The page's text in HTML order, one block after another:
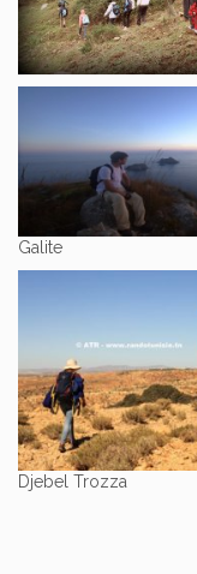
Galite
Djebel Trozza